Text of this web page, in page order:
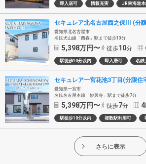
即入居可 情報充実 JR東海道
セキュレア北名古屋西之保III (分
愛知県北名古屋市
名鉄犬山線「西春」駅まで徒歩10分
5,398万円〜 徒歩10分
駅徒歩10分以内 即入居可 名鉄
セキュレア一宮花池3丁目(分譲住
愛知県一宮市
名鉄名古屋本線「妙興寺」駅まで徒歩7分
5,398万円〜 徒歩7分 4
駅徒歩10分以内 複数駅利用可
さらに表示